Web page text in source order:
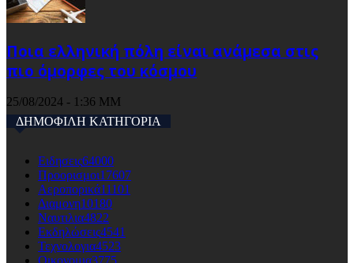
Ποια ελληνική πόλη είναι ανάμεσα στις
πιο όμορφες του κόσμου
25/08/2024 - 1:36 ΜΜ
ΔΗΜΟΦΙΛΗ ΚΑΤΗΓΟΡΙΑ
Ειδησεις64000
Προορισμοι17607
Αεροπορικά11101
Διαμονη10180
Ναυτιλια4822
Εκδηλώσεις4541
Τεχνολογια4523